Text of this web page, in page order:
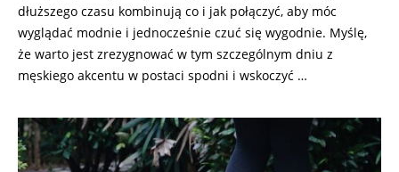
dłuższego czasu kombinują co i jak połączyć, aby móc
wyglądać modnie i jednocześnie czuć się wygodnie. Myślę,
że warto jest zrezygnować w tym szczególnym dniu z
męskiego akcentu w postaci spodni i wskoczyć …